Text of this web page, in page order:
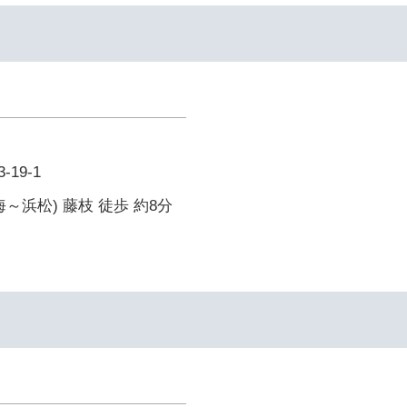
19-1
～浜松) 藤枝 徒歩 約8分